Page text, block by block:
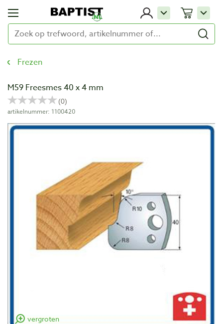
Frezen
M59 Freesmes 40 x 4 mm
artikelnummer: 1100420
vergroten